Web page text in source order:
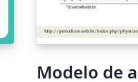
Modelo de